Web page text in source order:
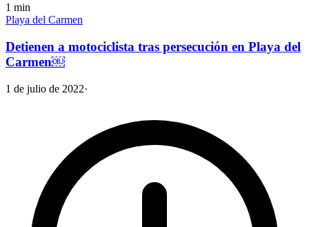
1 min
Playa del Carmen
Detienen a motociclista tras persecución en Playa del
Carmen￼
1 de julio de 2022·